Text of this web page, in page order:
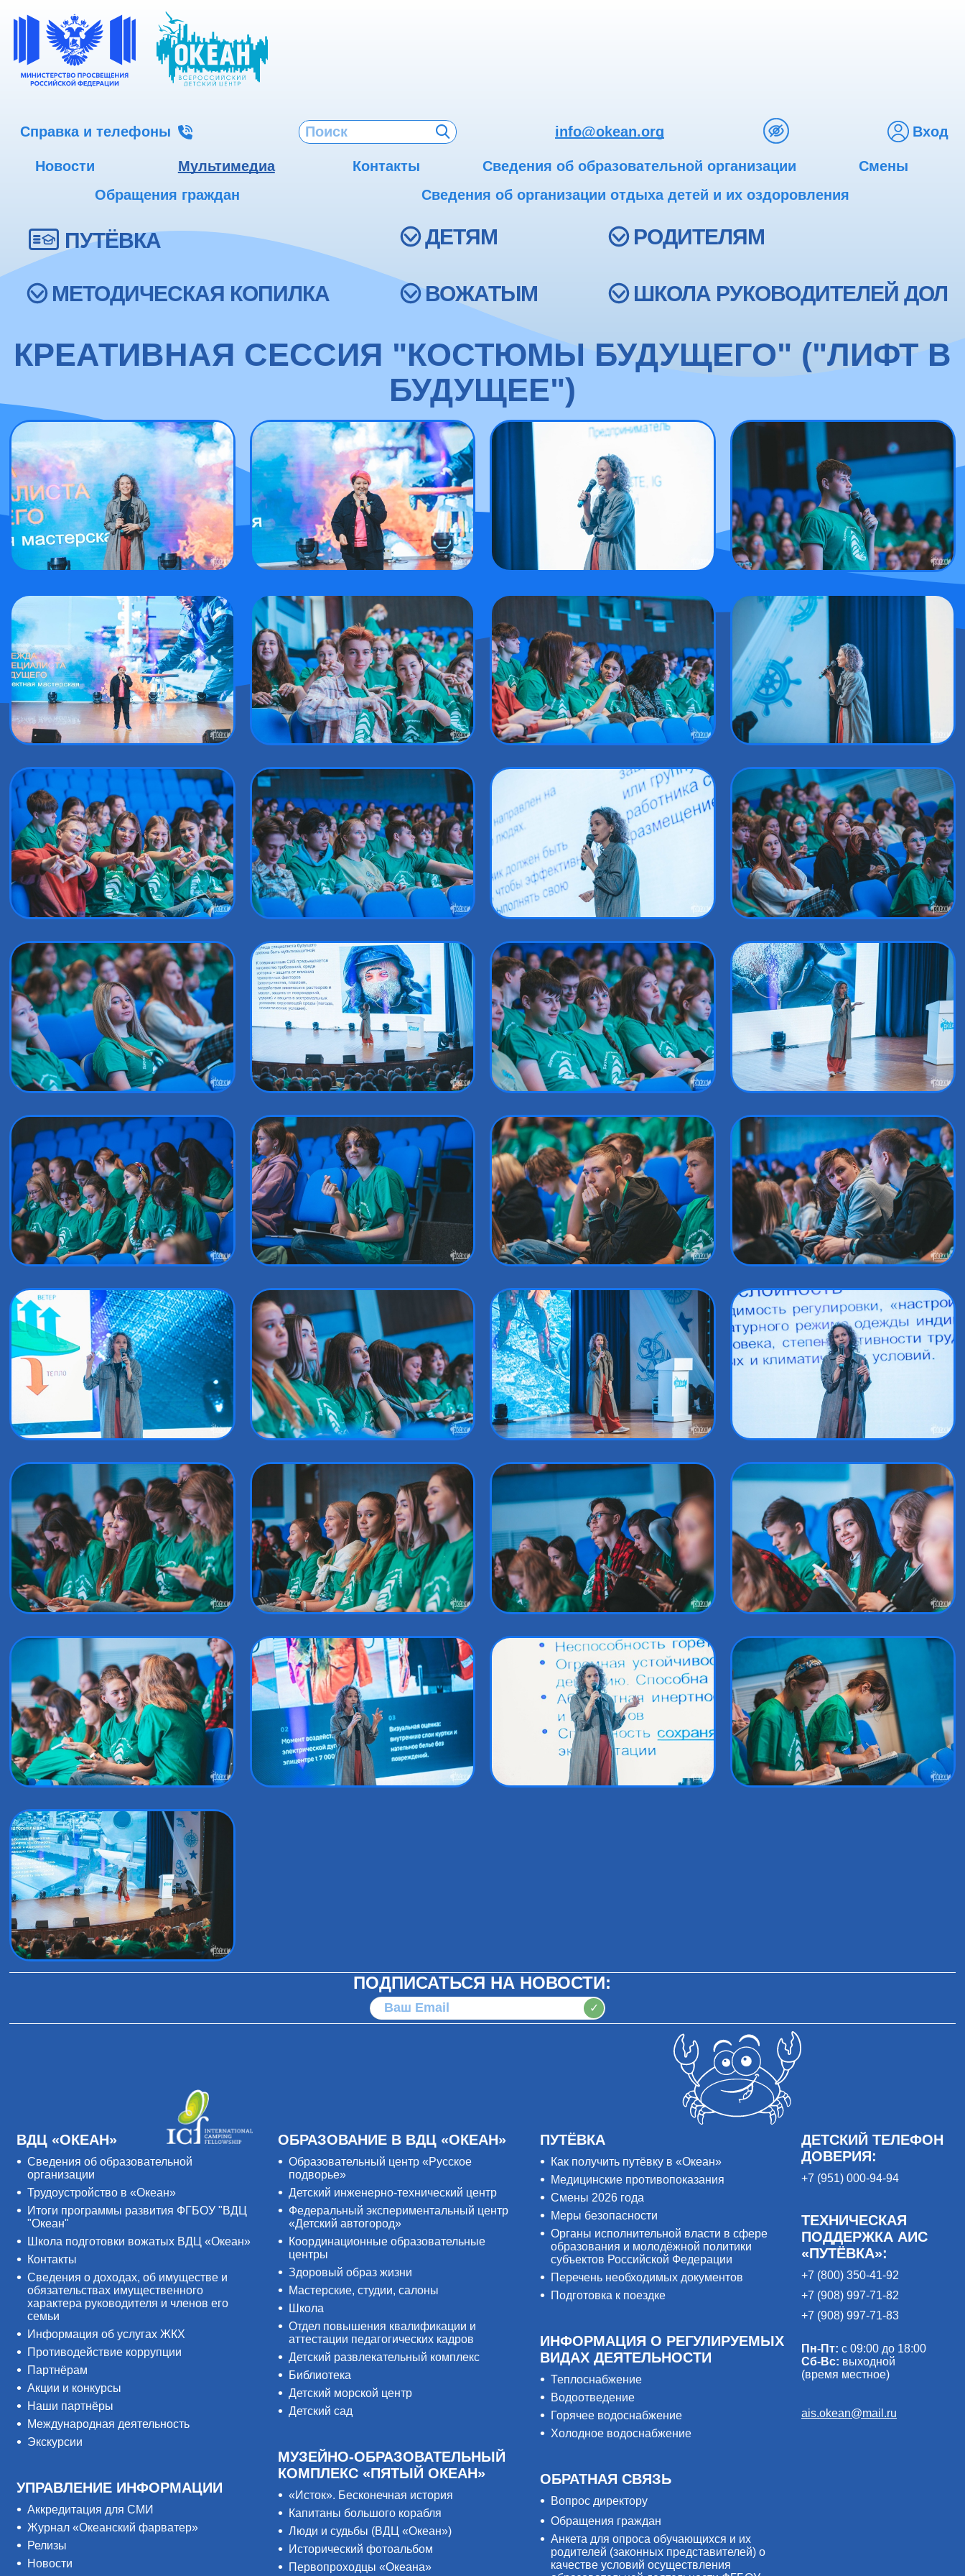
Справка и телефоны info@okean.org Вход
Новости Мультимедиа Контакты Сведения об образовательной организации
Смены
Обращения граждан
Сведения об организации отдыха детей и их оздоровления
ПУТЁВКА ДЕТЯМ РОДИТЕЛЯМ
МЕТОДИЧЕСКАЯ КОПИЛКА ВОЖАТЫМ ШКОЛА РУКОВОДИТЕЛЕЙ ДОЛ
КРЕАТИВНАЯ СЕССИЯ "КОСТЮМЫ БУДУЩЕГО" ("ЛИФТ В
БУДУЩЕЕ")
ПОДПИСАТЬСЯ НА НОВОСТИ:
✓
ВДЦ «ОКЕАН»
Сведения об образовательной
организации
Трудоустройство в «Океан»
Итоги программы развития ФГБОУ "ВДЦ
"Океан"
Школа подготовки вожатых ВДЦ «Океан»
Контакты
Сведения о доходах, об имуществе и
обязательствах имущественного
характера руководителя и членов его
семьи
Информация об услугах ЖКХ
Противодействие коррупции
Партнёрам
Акции и конкурсы
Наши партнёры
Международная деятельность
Экскурсии
УПРАВЛЕНИЕ ИНФОРМАЦИИ
Аккредитация для СМИ
Журнал «Океанский фарватер»
Релизы
Новости
ОБРАЗОВАНИЕ В ВДЦ «ОКЕАН»
Образовательный центр «Русское
подворье»
Детский инженерно-технический центр
Федеральный экспериментальный центр
«Детский автогород»
Координационные образовательные
центры
Здоровый образ жизни
Мастерские, студии, салоны
Школа
Отдел повышения квалификации и
аттестации педагогических кадров
Детский развлекательный комплекс
Библиотека
Детский морской центр
Детский сад
МУЗЕЙНО-ОБРАЗОВАТЕЛЬНЫЙ
КОМПЛЕКС «ПЯТЫЙ ОКЕАН»
«Исток». Бесконечная история
Капитаны большого корабля
Люди и судьбы (ВДЦ «Океан»)
Исторический фотоальбом
Первопроходцы «Океана»
ПУТЁВКА
Как получить путёвку в «Океан»
Медицинские противопоказания
Смены 2026 года
Меры безопасности
Органы исполнительной власти в сфере
образования и молодёжной политики
субъектов Российской Федерации
Перечень необходимых документов
Подготовка к поездке
ИНФОРМАЦИЯ О РЕГУЛИРУЕМЫХ
ВИДАХ ДЕЯТЕЛЬНОСТИ
Теплоснабжение
Водоотведение
Горячее водоснабжение
Холодное водоснабжение
ОБРАТНАЯ СВЯЗЬ
Вопрос директору
Обращения граждан
Анкета для опроса обучающихся и их
родителей (законных представителей) о
качестве условий осуществления
ДЕТСКИЙ ТЕЛЕФОН
ДОВЕРИЯ:
+7 (951) 000-94-94
ТЕХНИЧЕСКАЯ
ПОДДЕРЖКА АИС
«ПУТЁВКА»:
+7 (800) 350-41-92
+7 (908) 997-71-82
+7 (908) 997-71-83
Пн-Пт: с 09:00 до 18:00
Сб-Вс: выходной
(время местное)
ais.okean@mail.ru